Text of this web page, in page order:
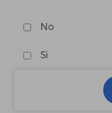
No
Si